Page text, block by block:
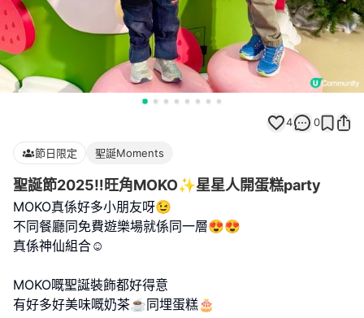
4 0
節日限定 聖誕Moments
聖誕節2025‼️旺角MOKO✨星星人開蛋糕party
MOKO真係好多小朋友呀😉
不同餐廳同免費遊樂場就係同一層😍😍
真係神仙組合☺️
MOKO嘅聖誕裝飾都好得意
有好多好美味嘅奶茶☕️同埋蛋糕🎂